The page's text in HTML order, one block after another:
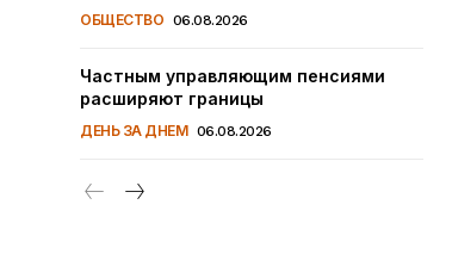
ОБЩЕСТВО 06.08.2026
Частным управляющим пенсиями
расширяют границы
ДЕНЬ ЗА ДНЕМ 06.08.2026